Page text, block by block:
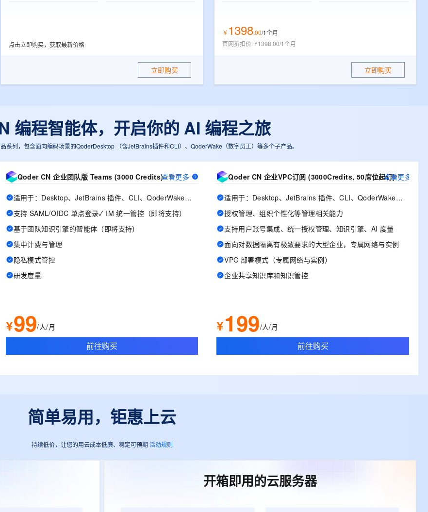
点击立即购买，获取最新价格
立即购买
￥ 1398.00/1个月
官网折扣价:¥1398.00/1个月
立即购买
编程智能体，开启你的 AI 编程之旅
系列，包含面向编码场景的QoderDesktop （含JetBrains插件和CLI）、QoderWake（数字员工）等多个子产品。
Qoder CN 企业团队版 Teams (3000 Credits)查看更多
适用于：Desktop、JetBrains 插件、CLI、QoderWake、Mobile
支持 SAML/OIDC 单点登录✓ IM 统一管控（即将支持）
基于团队知识引擎的智能体（即将支持）
集中计费与管理
隐私模式管控
研发度量
¥99/人/月
前往购买
Qoder CN 企业VPC订阅 (3000Credits, 50席位起订)查看更多
适用于：Desktop、JetBrains 插件、CLI、QoderWake、Mobile
授权管理、组织个性化等管理相关能力
支持用户账号集成、统一授权管理、知识引擎、AI 度量
面向对数据隔离有极致要求的大型企业，专属网络与实例
VPC 部署模式（专属网络与实例）
企业共享知识库和知识管控
¥199/人/月
前往购买
简单易用，钜惠上云
持续低价，让您的用云成本低廉、稳定可预期 活动规则
开箱即用的云服务器